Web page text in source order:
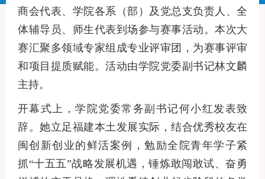
商会代表、学院各系（部）及党总支负责人、全
体辅导员、师生代表到场参与赛事活动。本次大
赛汇聚多领域专家组成专业评审团，为赛事评审
和项目提质赋能。活动由学院党委副书记林文麟
主持。
开幕式上，学院党委常务副书记何小红发表致
辞。她立足福建本土发展实际，结合优秀校友在
闽创新创业的鲜活案例，勉励全院青年学子紧
抓“十五五”战略发展机遇，锤炼敢闯敢试、奋勇